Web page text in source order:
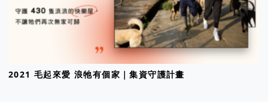
2021 毛起來愛 浪牠有個家｜集資守護計畫